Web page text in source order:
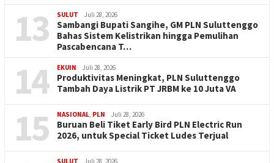
13 SULUT Juli 28, 2026
Sambangi Bupati Sangihe, GM PLN Suluttenggo
Bahas Sistem Kelistrikan hingga Pemulihan
Pascabencana T…
14 EKUIN Juli 28, 2026
Produktivitas Meningkat, PLN Suluttenggo
Tambah Daya Listrik PT JRBM ke 10 Juta VA
15 NASIONAL PLN Juli 28, 2026
Buruan Beli Tiket Early Bird PLN Electric Run
2026, untuk Special Ticket Ludes Terjual
SULUT Juli 28, 2026